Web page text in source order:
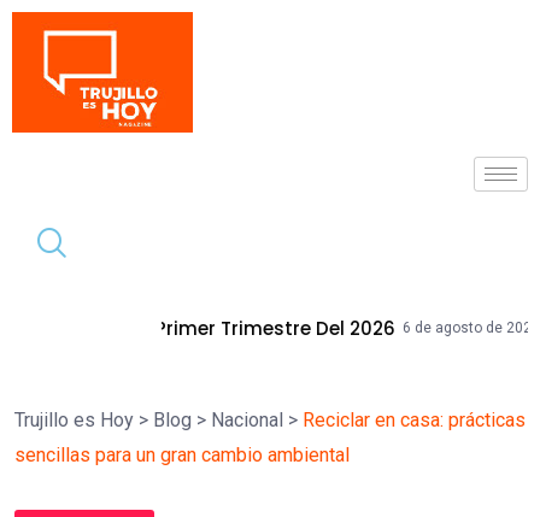
Trimestre Del 2026 6 de agosto de 2026 Mallplaza
Trujillo es Hoy > Blog > Nacional > Reciclar en casa: prácticas
sencillas para un gran cambio ambiental